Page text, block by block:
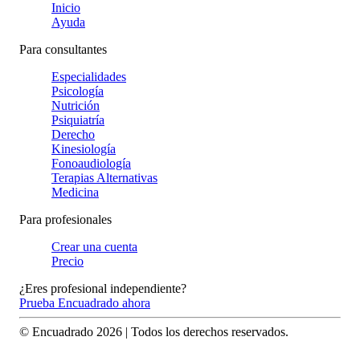
Inicio
Ayuda
Para consultantes
Especialidades
Psicología
Nutrición
Psiquiatría
Derecho
Kinesiología
Fonoaudiología
Terapias Alternativas
Medicina
Para profesionales
Crear una cuenta
Precio
¿Eres profesional independiente?
Prueba Encuadrado ahora
© Encuadrado 2026 | Todos los derechos reservados.